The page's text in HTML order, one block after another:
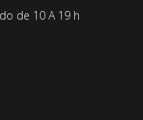
de 10 A 19 h